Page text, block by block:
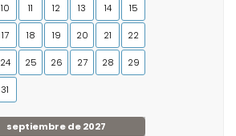
10 11 12 13 14 15
17 18 19 20 21 22
24 25 26 27 28 29
31
septiembre de 2027